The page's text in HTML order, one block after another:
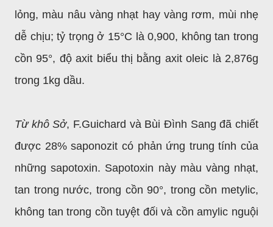
lỏng, màu nâu vàng nhạt hay vàng rơm, mùi nhẹ
dễ chịu; tỷ trọng ở 15°C là 0,900, không tan trong
cồn 95°, độ axit biểu thị bằng axit oleic là 2,876g
trong 1kg dầu.
Từ khô Sở, F.Guichard và Bùi Đình Sang đã chiết
được 28% saponozit có phản ứng trung tính của
những sapotoxin. Sapotoxin này màu vàng nhạt,
tan trong nước, trong cồn 90°, trong cồn metylic,
không tan trong cồn tuyệt đối và cồn amylic nguội